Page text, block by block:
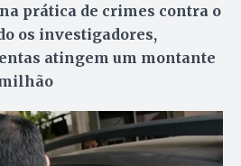
prática de crimes contra o
os investigadores,
atingem um montante